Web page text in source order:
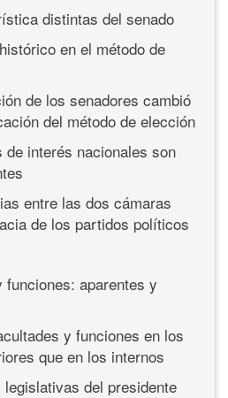
distintas del senado
en el método de
de los senadores cambió
del método de elección
de interés nacionales son
entre las dos cámaras
de los partidos políticos
funciones: aparentes y
y funciones en los
que en los internos
legislativas del presidente